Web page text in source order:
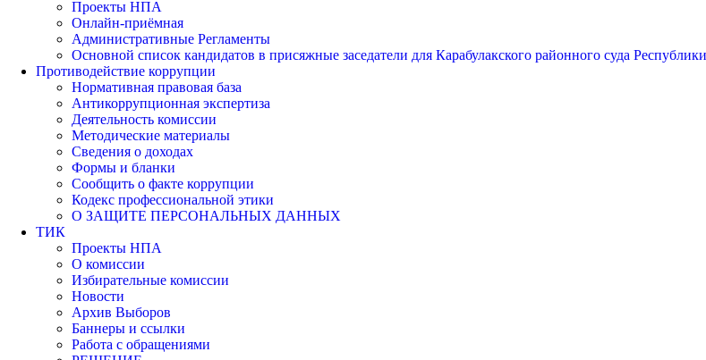
Проекты НПА
Онлайн-приёмная
Административные Регламенты
Основной список кандидатов в присяжные заседатели для Карабулакского районного суда
Противодействие коррупции
Нормативная правовая база
Антикоррупционная экспертиза
Деятельность комиссии
Методические материалы
Сведения о доходах
Формы и бланки
Сообщить о факте коррупции
Кодекс профессиональной этики
О ЗАЩИТЕ ПЕРСОНАЛЬНЫХ ДАННЫХ
ТИК
Проекты НПА
О комиссии
Избирательные комиссии
Новости
Архив Выборов
Баннеры и ссылки
Работа с обращениями